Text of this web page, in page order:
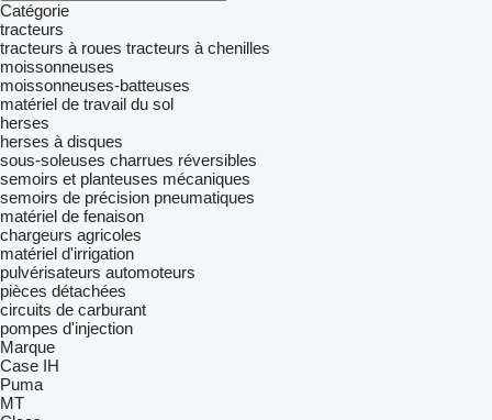
Catégorie
tracteurs
tracteurs à roues tracteurs à chenilles
moissonneuses
moissonneuses-batteuses
matériel de travail du sol
herses
herses à disques
sous-soleuses charrues réversibles
semoirs et planteuses mécaniques
semoirs de précision pneumatiques
matériel de fenaison
chargeurs agricoles
matériel d'irrigation
pulvérisateurs automoteurs
pièces détachées
circuits de carburant
pompes d'injection
Marque
Case IH
Puma
MT